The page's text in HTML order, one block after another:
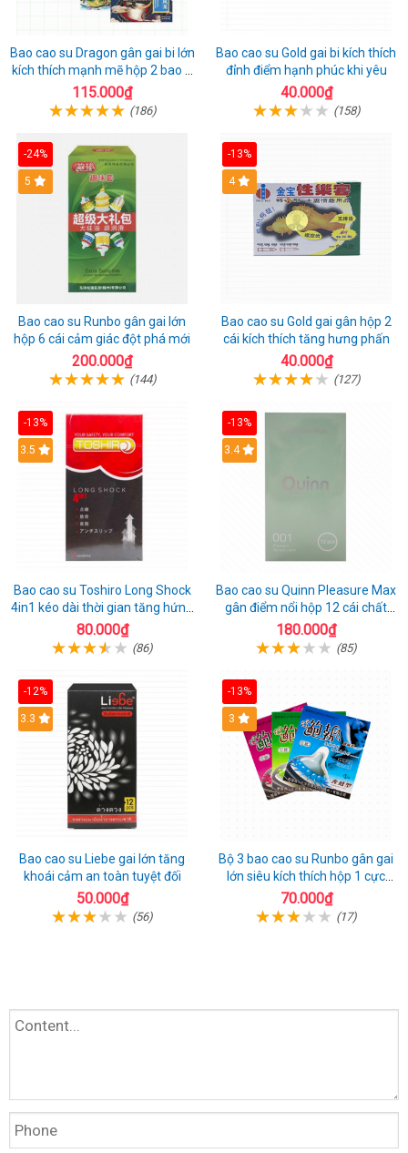
Bao cao su Dragon gân gai bi lớn
kích thích mạnh mẽ hộp 2 bao +
1 riêng
115.000₫
(186)
Bao cao su Gold gai bi kích thích
đỉnh điểm hạnh phúc khi yêu
40.000₫
(158)
-24%
Hot
5
Bao cao su Runbo gân gai lớn
hộp 6 cái cảm giác đột phá mới
200.000₫
(144)
-13%
Hot
4
Bao cao su Gold gai gân hộp 2
cái kích thích tăng hưng phấn
40.000₫
(127)
-13%
3.5
Bao cao su Toshiro Long Shock
4in1 kéo dài thời gian tăng hứng
thú hộp 10
80.000₫
(86)
-13%
3.4
Bao cao su Quinn Pleasure Max
gân điểm nổi hộp 12 cái chất
lượng
180.000₫
(85)
-12%
3.3
Bao cao su Liebe gai lớn tăng
khoái cảm an toàn tuyệt đối
50.000₫
(56)
-13%
3
Bộ 3 bao cao su Runbo gân gai
lớn siêu kích thích hộp 1 cực
chất
70.000₫
(17)